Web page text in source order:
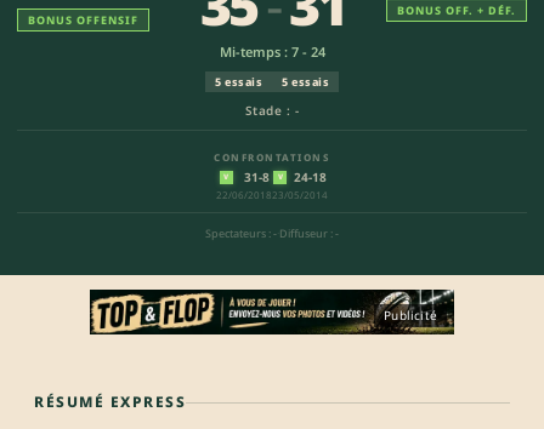
BONUS OFFENSIF
Stade : -
Mi-temps : 7 - 24
5 essais 5 essais
CONFRONTATIONS
V 31-8
22/06/2018
V 24-18
23/05/2014
Spectateurs : - Diffuseur : -
BONUS OFF. + DÉF.
Publicité
RÉSUMÉ EXPRESS